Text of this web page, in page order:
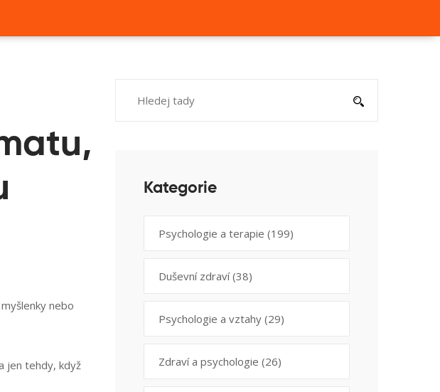
nebo
jen tehdy, když
Kategorie
Psychologie a terapie (199)
Duševní zdraví(38)
Psychologie a vztahy (29)
Zdraví a psychologie (26)